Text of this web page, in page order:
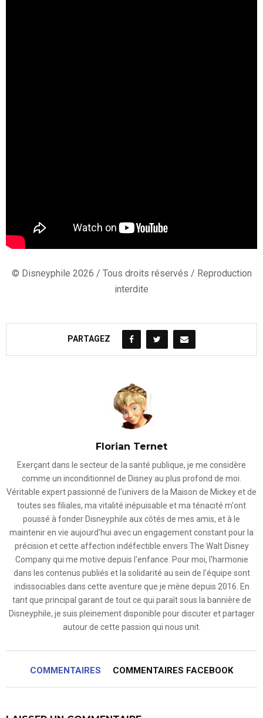
© Disneyphile 2026 / Tous droits réservés / Reproduction
interdite
PARTAGEZ
Florian Ternet
Exerçant dans le secteur de la santé publique, je me considère
comme un inconditionnel de Disney au plus profond de moi.
Véritable expert passionné de l'univers de la Maison de Mickey et de
toutes ses filiales, ma vitalité inépuisable et ma ténacité m'ont
poussé à fonder Disneyphile aux côtés de mes amis, et à le
maintenir en vie aujourd'hui avec un engagement constant pour la
précision et cette affection indéfectible envers The Walt Disney
Company qui me motive depuis l'enfance. Pour moi, l'harmonie
dans les contenus publiés et la solidarité au sein de l'équipe sont
indissociables dans cette aventure que je mène depuis 2016. En
tant que principal garant de tout ce qui paraît sous la bannière de
Disneyphile, je suis pleinement disponible pour discuter et partager
autour de cette passion qui nous unit.
COMMENTAIRES COMMENTAIRES FACEBOOK